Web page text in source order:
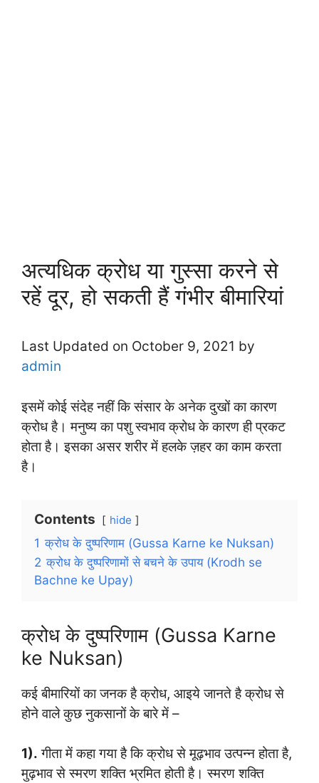
अत्यधिक क्रोध या गुस्सा करने से
रहें दूर, हो सकती हैं गंभीर बीमारियां
Last Updated on October 9, 2021 by
admin
इसमें कोई संदेह नहीं कि संसार के अनेक दुखों का कारण
क्रोध है। मनुष्य का पशु स्वभाव क्रोध के कारण ही प्रकट
होता है। इसका असर शरीर में हलके ज़हर का काम करता
है।
Contents hide
1 क्रोध के दुष्परिणाम (Gussa Karne ke Nuksan)
2 क्रोध के दुष्परिणामों से बचने के उपाय (Krodh se
Bachne ke Upay)
क्रोध के दुष्परिणाम (Gussa Karne
ke Nuksan)
कई बीमारियों का जनक है क्रोध, आइये जानते है क्रोध से
होने वाले कुछ नुकसानों के बारे में –
1). गीता में कहा गया है कि क्रोध से मूढ़भाव उत्पन्न होता है,
मुढ़भाव से स्मरण शक्ति भ्रमित होती है। स्मरण शक्ति